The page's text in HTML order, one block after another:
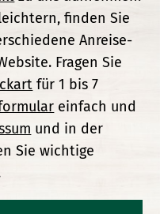
finden Sie
Anreise-
Fragen Sie
für 1 bis 7
einfach und
und in der
Sie wichtige